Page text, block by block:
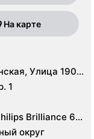
На карте
Улица 1905
1
Brilliance 64
округ